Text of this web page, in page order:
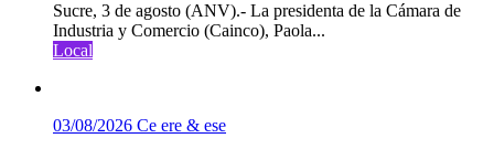
Sucre, 3 de agosto (ANV).- La presidenta de la Cámara de
Industria y Comercio (Cainco), Paola...
Local
03/08/2026 Ce ere & ese